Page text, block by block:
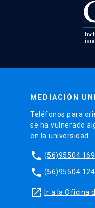
MEDIACIÓN
Teléfonos para
se ha vulnerado
en la universidad.
phone (56)95504
phone (56)95504
launch Ir a la Oficina